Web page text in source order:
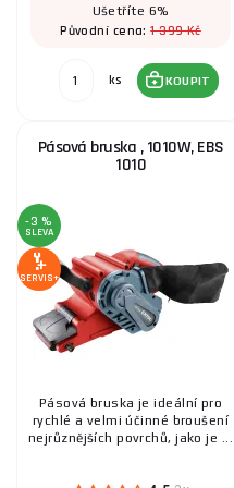
Pásová
SKLADEM u dodavatele
Pásová
SKLADEM ks
Pásová
SKLADEM ks
Ušetříte 6%
Původní cena:1 399 Kč
ks KOUPIT
Pásová bruska , 1010W, EBS
1010
-3 %
SLEVA
SERVIS+
Pásová bruska je ideální pro
rychlé a velmi účinné broušení
nejrůznějších povrchů, jako je ...